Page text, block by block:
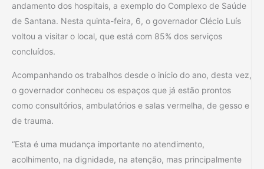
andamento dos hospitais, a exemplo do Complexo de Saúde
de Santana. Nesta quinta-feira, 6, o governador Clécio Luís
voltou a visitar o local, que está com 85% dos serviços
concluídos.
Acompanhando os trabalhos desde o início do ano, desta vez,
o governador conheceu os espaços que já estão prontos
como consultórios, ambulatórios e salas vermelha, de gesso e
de trauma.
“Esta é uma mudança importante no atendimento,
acolhimento, na dignidade, na atenção, mas principalmente